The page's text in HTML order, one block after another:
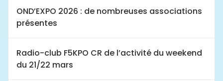
OND’EXPO 2026 : de nombreuses associations
présentes
Radio-club F5KPO CR de l’activité du weekend
du 21/22 mars